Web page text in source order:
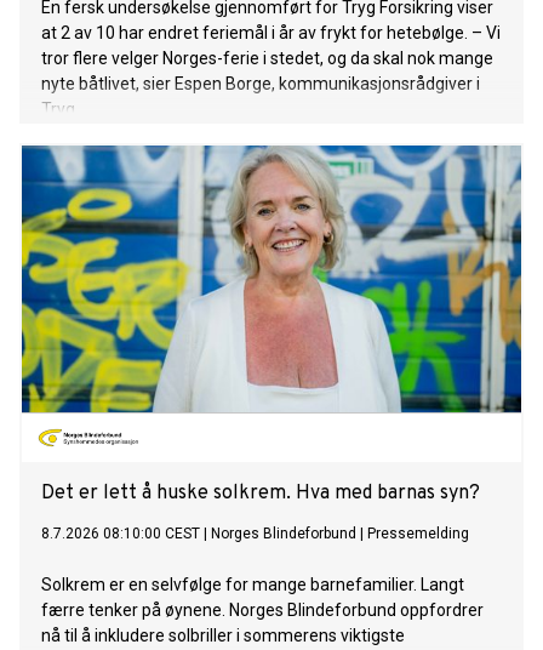
En fersk undersøkelse gjennomført for Tryg Forsikring viser
at 2 av 10 har endret feriemål i år av frykt for hetebølge. – Vi
tror flere velger Norges-ferie i stedet, og da skal nok mange
nyte båtlivet, sier Espen Borge, kommunikasjonsrådgiver i
Tryg.
Det er lett å huske solkrem. Hva med barnas syn?
8.7.2026 08:10:00 CEST Norges Blindeforbund Pressemelding
Solkrem er en selvfølge for mange barnefamilier. Langt
færre tenker på øynene. Norges Blindeforbund oppfordrer
nå til å inkludere solbriller i sommerens viktigste